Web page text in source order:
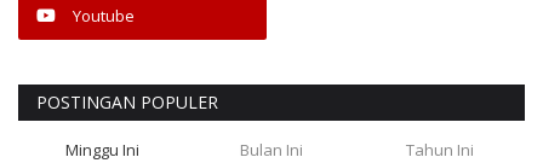
Youtube
POSTINGAN POPULER
Minggu Ini Bulan Ini Tahun Ini